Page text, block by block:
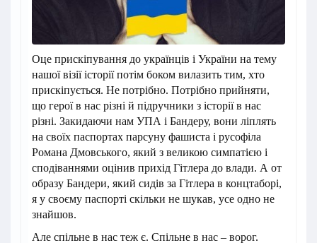
Оце прискіпування до українців і України на тему
нашої візії історії потім боком вилазить тим, хто
прискіпується. Не потрібно. Потрібно прийняти,
що герої в нас різні й підручники з історії в нас
різні. Закидаючи нам УПА і Бандеру, вони ліплять
на своїх паспортах парсуну фашиста і русофіла
Романа Дмовського, який з великою симпатією і
сподіваннями оцінив прихід Гітлера до влади. А от
образу Бандери, який сидів за Гітлера в концтаборі,
я у своєму паспорті скільки не шукав, усе одно не
знайшов.
Але спільне в нас теж є. Спільне в нас – ворог.